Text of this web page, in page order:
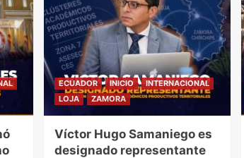
ECUADOR INICIO
INTERNACIONAL
LOJA
ZAMORA
Víctor Hugo Samaniego es
designado representante